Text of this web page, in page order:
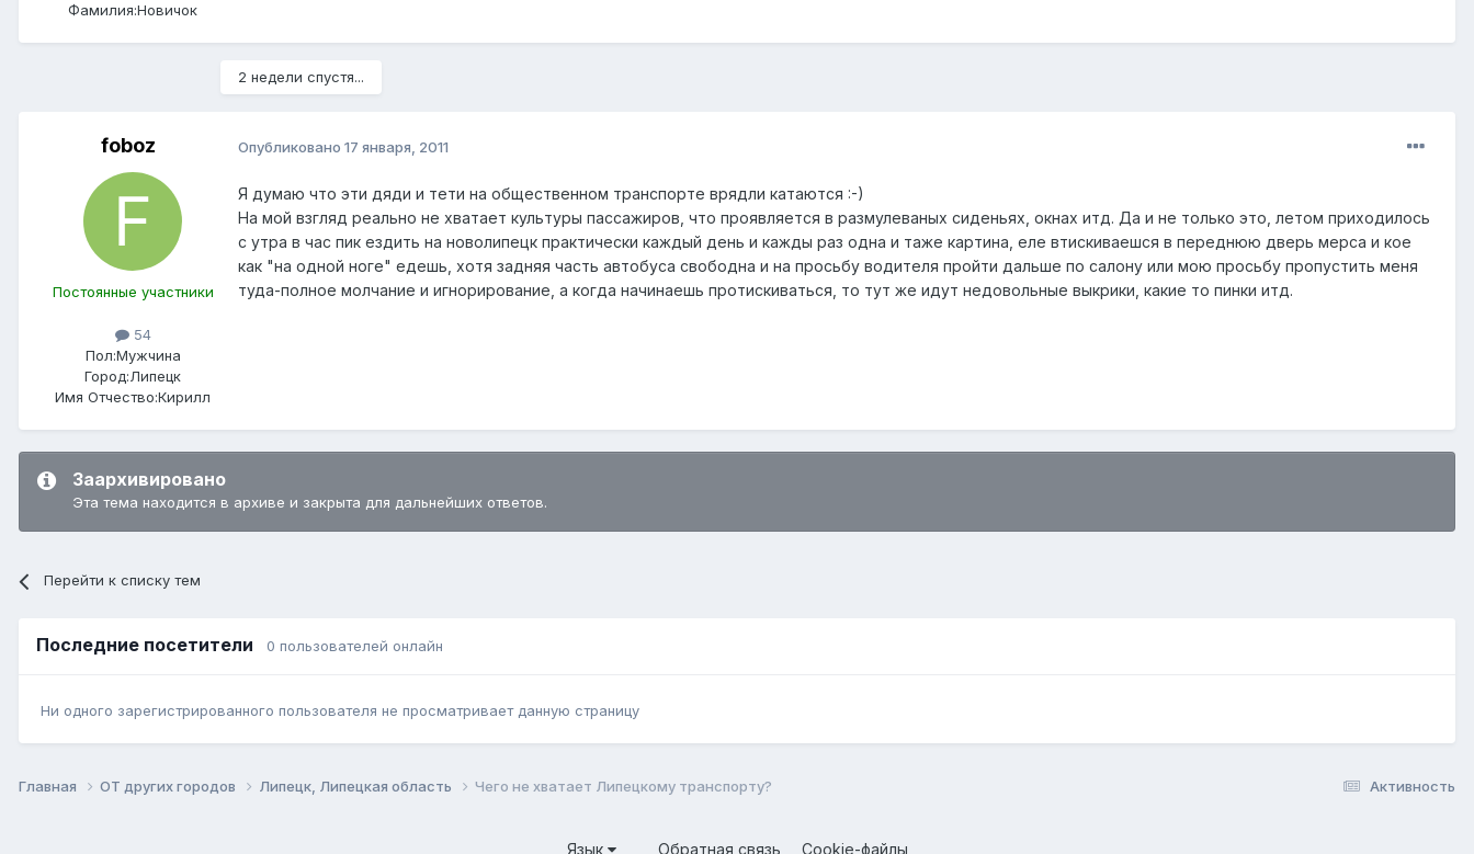
Фамилия:Новичок
2 недели спустя...
foboz
Постоянные участники
54
Пол:Мужчина
Город:Липецк
Имя Отчество:Кирилл
Опубликовано 17 января, 2011
Я думаю что эти дяди и тети на общественном транспорте врядли катаются :-)
На мой взгляд реально не хватает культуры пассажиров, что проявляется в размулеваных сиденьях, окнах итд. Да и не только это, летом приходилось
с утра в час пик ездить на новолипецк практически каждый день и кажды раз одна и таже картина, еле втискиваешся в переднюю дверь мерса и кое
как "на одной ноге" едешь, хотя задняя часть автобуса свободна и на просьбу водителя пройти дальше по салону или мою просьбу пропустить меня
туда-полное молчание и игнорирование, а когда начинаешь протискиваться, то тут же идут недовольные выкрики, какие то пинки итд.
Заархивировано
Эта тема находится в архиве и закрыта для дальнейших ответов.
Перейти к списку тем
Последние посетители 0 пользователей онлайн
Ни одного зарегистрированного пользователя не просматривает данную страницу
Активность
Главная ОТ других городов Липецк, Липецкая область Чего не хватает Липецкому транспорту?
Язык Обратная связь Cookie-файлы